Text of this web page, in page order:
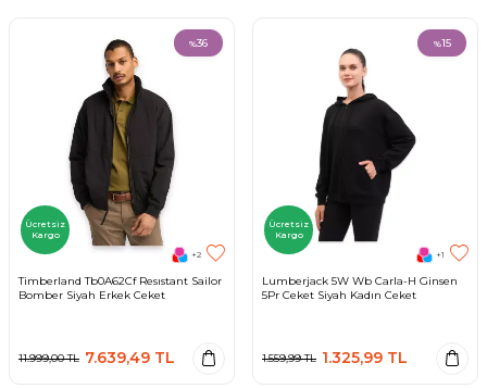
%36
Ücretsiz
Kargo
+2
Timberland Tb0A62Cf Resıstant Sailor
Bomber Siyah Erkek Ceket
11.999,00TL 7.639,49 TL
%15
Ücretsiz
Kargo
+1
Lumberjack 5W Wb Carla-H Ginsen
5Pr Ceket Siyah Kadın Ceket
1.559,99TL 1.325,99 TL